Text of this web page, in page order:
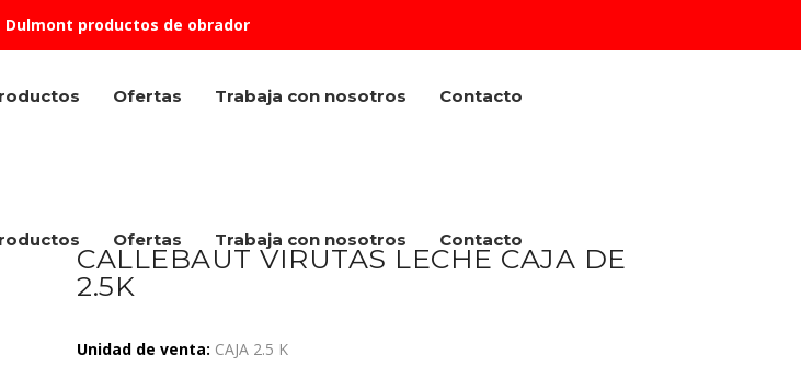
Dulmont productos de obrador
Ofertas Trabaja con nosotros Contacto
Ofertas Trabaja con nosotros Contacto
CALLEBAUT VIRUTAS LECHE CAJA DE
2.5K
Unidad de venta: CAJA 2.5 K